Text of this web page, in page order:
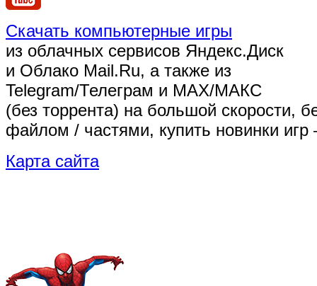
Скачать компьютерные игры
из облачных сервисов Яндекс.Диск
и Облако Mail.Ru, а также из
Telegram/Телеграм и MAX/МАКС
(без торрента) на большой скорости,
файлом / частями, купить новинки
Карта сайта